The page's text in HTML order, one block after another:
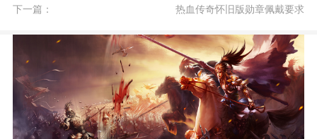
下一篇： 热血传奇怀旧版勋章佩戴要求